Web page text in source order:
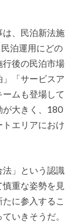
は、民泊新法施
泊運用にどの
行後の民泊市場
「サービスア
ムも登場して
が大きく、180
エリアにおけ
法」という認識
重な姿勢を見
に参入するこ
いきそうだ。